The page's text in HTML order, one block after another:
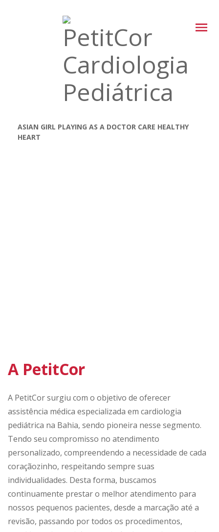
ASIAN GIRL PLAYING AS A DOCTOR CARE HEALTHY
HEART
A PetitCor
A PetitCor surgiu com o objetivo de oferecer
assistência médica especializada em cardiologia
pediátrica na Bahia, sendo pioneira nesse segmento.
Tendo seu compromisso no atendimento
personalizado, compreendendo a necessidade de cada
coraçãozinho, respeitando sempre suas
individualidades. Desta forma, buscamos
continuamente prestar o melhor atendimento para
nossos pequenos pacientes, desde a marcação até a
revisão, passando por todos os procedimentos,